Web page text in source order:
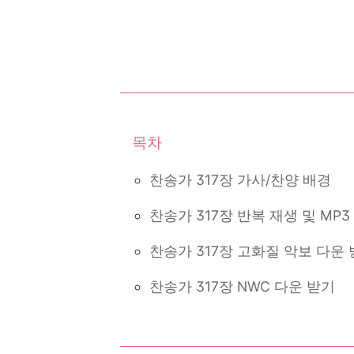
찬송가 317장 가사/찬양 배경
찬송가 317장 반복 재생 및 MP3
찬송가 317장 고화질 악보 다운
찬송가 317장 NWC 다운 받기